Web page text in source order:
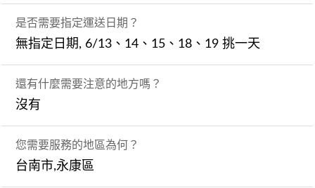
是否需要指定運送日期？
無指定日期, 6/13、14、15、18、19 挑一天
還有什麼需要注意的地方嗎？
沒有
您需要服務的地區為何？
台南市,永康區